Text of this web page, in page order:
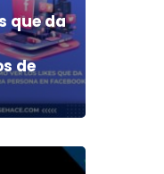
que da
de